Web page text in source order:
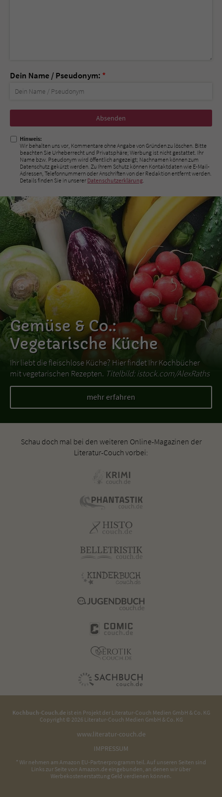
Dein Name / Pseudonym: *
Nicht
ausfüllen!
Hinweis:
Wir behalten uns vor, Kommentare ohne Angabe von Gründen zu löschen. Bitte
beachten Sie Urheberrecht und Privatsphäre; Werbung ist nicht gestattet. Ihr
Name bzw. Pseudonym wird öffentlich angezeigt; Nachnamen können zum
Datenschutz gekürzt werden. Zu Ihrem Schutz können Kontaktdaten wie E-Mail-
Adressen, Telefonnummern oder Anschriften von der Redaktion entfernt werden.
Details finden Sie in unserer Datenschutzerklärung
Gemüse & Co.:
Vegetarische Küche
Ihr liebt die fleischlose Küche? Hier findet Ihr Kochbücher
mit vegetarischen Rezepten. Titelbild: istock.com/AlexRaths
mehr erfahren
Schau doch mal bei den weiteren Online-Magazinen der
Literatur-Couch vorbei:
Kochbuch-Couch.deist ein Projekt der Literatur-Couch Medien GmbH & Co. KG
Copyright © 2026 Literatur-Couch Medien GmbH & Co. KG
www.literatur-couch.de
IMPRESSUM
* Wir nehmen am Amazon EU-Partnerprogramm teil. Auf unseren Seiten sind
Links zur Seite von Amazon.de eingebunden, an denen wir über
Werbekostenerstattung Geld verdienen können.